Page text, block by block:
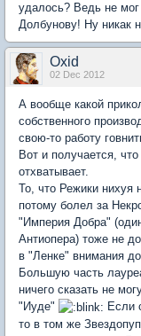
удалось? Ведь не
Долбунову! Ну никак
Oxid
02 Dec 2012
А вообще какой
собственного
свою-то работу
Вот и получается,
отхватывает.
То, что Режики нихуя
потому болел за
"Империя Добра"
Антиопера) тоже не
в "Ленке" внимания
Большую часть
ничего сказать не
"Иуде"
Если
то в том же